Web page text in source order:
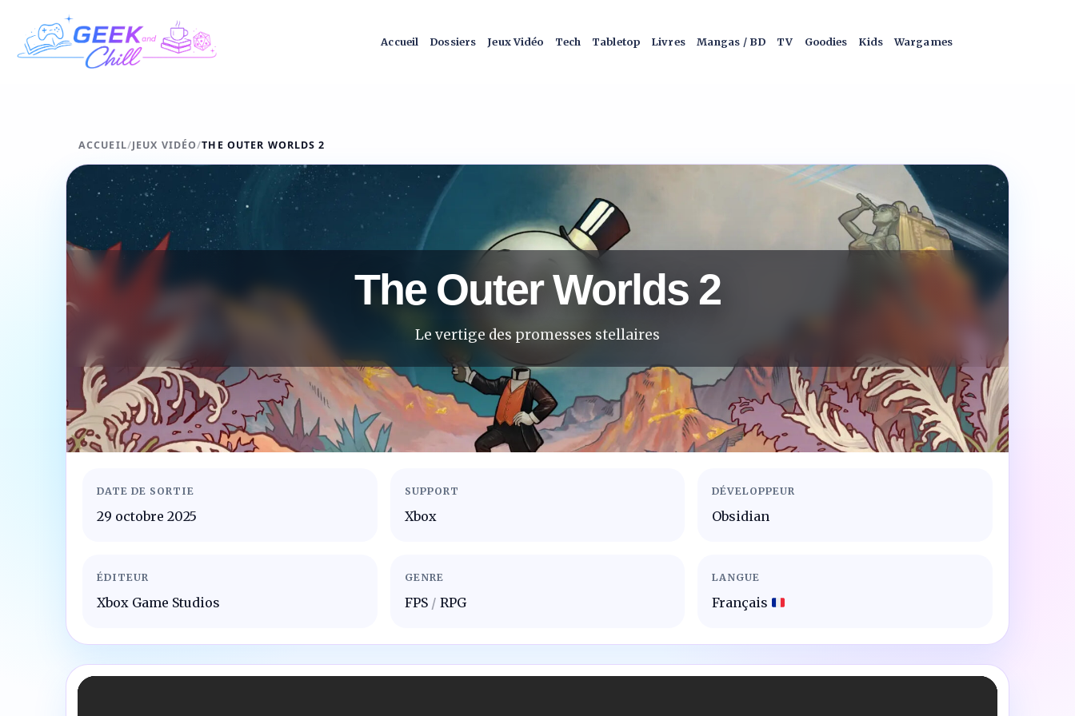
Aller au contenu
Accueil Dossiers Jeux Vidéo Tech Tabletop Livres Mangas / BD TV Goodies Kids Wargames
ACCUEIL/JEUX VIDÉO/THE OUTER WORLDS 2
The Outer Worlds 2
Le vertige des promesses stellaires
DATE DE SORTIE
29 octobre 2025
SUPPORT
Xbox
DÉVELOPPEUR
Obsidian
ÉDITEUR
Xbox Game Studios
GENRE
FPS / RPG
LANGUE
Français